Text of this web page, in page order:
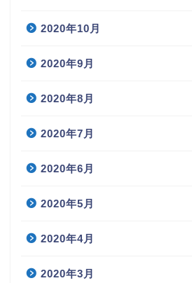
2020年10月
2020年9月
2020年8月
2020年7月
2020年6月
2020年5月
2020年4月
2020年3月